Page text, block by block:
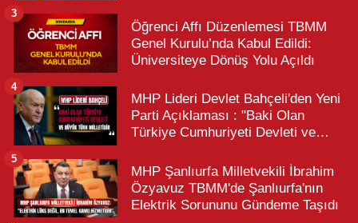
Öğrenci Affı Düzenlemesi TBMM
Genel Kurulu’nda Kabul Edildi:
Üniversiteye Dönüş Yolu Açıldı
3
MHP Lideri Devlet Bahçeli'den Yeni
Parti Açıklaması : "Baki Olan
Türkiye Cumhuriyeti Devleti ve
4
MHP Şanlıurfa Milletvekili İbrahim
Özyavuz TBMM'de Şanlıurfa'nın
Elektrik Sorununu Gündeme Taşıdı
5